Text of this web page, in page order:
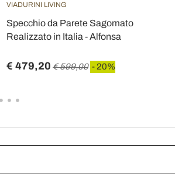
VIADURINI LIVING
Specchio da Parete Sagomato
Realizzato in Italia - Alfonsa
€ 479,20 € 599,00 - 20%